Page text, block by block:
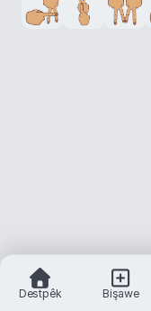
Destpêk Bişawe